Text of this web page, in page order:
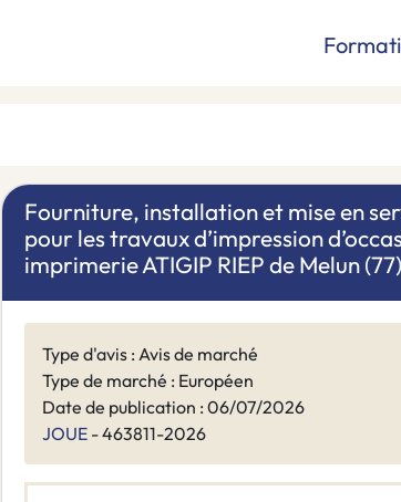
Fourniture, installation et mise en
pour les travaux d’impression
imprimerie ATIGIP RIEP de Melun
Type d'avis : Avis de marché
Type de marché : Européen
Date de publication : 06/07/2026
JOUE - 463811-2026